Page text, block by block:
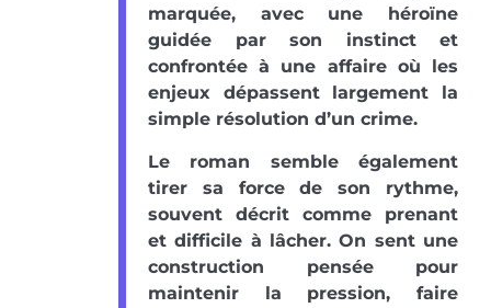
marquée, avec une héroïne
guidée par son instinct et
confrontée à une affaire où les
enjeux dépassent largement la
simple résolution d’un crime.
Le roman semble également
tirer sa force de son rythme,
souvent décrit comme prenant
et difficile à lâcher. On sent une
construction pensée pour
maintenir la pression, faire